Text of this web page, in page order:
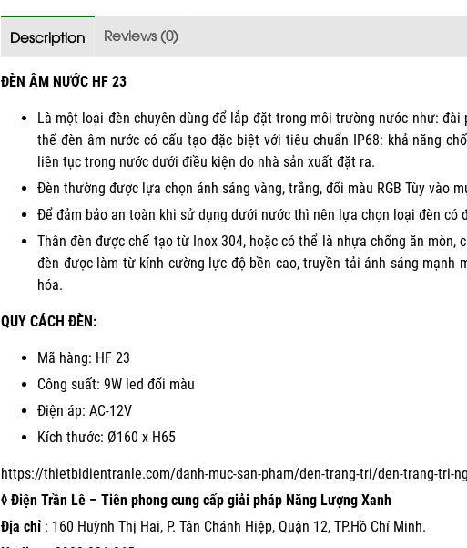
Description Reviews (0)
ĐÈN ÂM NƯỚC HF 23
Là một loại đèn chuyên dùng để lắp đặt trong môi trường nước như:
thế đèn âm nước có cấu tạo đặc biệt với tiêu chuẩn IP68: khả năng
liên tục trong nước dưới điều kiện do nhà sản xuất đặt ra.
Đèn thường được lựa chọn ánh sáng vàng, trắng, đổi màu RGB Tùy vào
Để đảm bảo an toàn khi sử dụng dưới nước thì nên lựa chọn loại đèn có
Thân đèn được chế tạo từ Inox 304, hoặc có thể là nhựa chống ăn
đèn được làm từ kính cường lực độ bền cao, truyền tải ánh sáng mạnh
hóa.
QUY CÁCH ĐÈN:
Mã hàng: HF 23
Công suất: 9W led đổi màu
Điện áp: AC-12V
Kích thước: Ø160 x H65
https://thietbidientranle.com/danh-muc-san-pham/den-trang-tri/den-trang-tri-
◊ Điện Trần Lê – Tiên phong cung cấp giải pháp Năng Lượng Xanh
Địa chỉ : 160 Huỳnh Thị Hai, P. Tân Chánh Hiệp, Quận 12, TP.Hồ Chí Minh.